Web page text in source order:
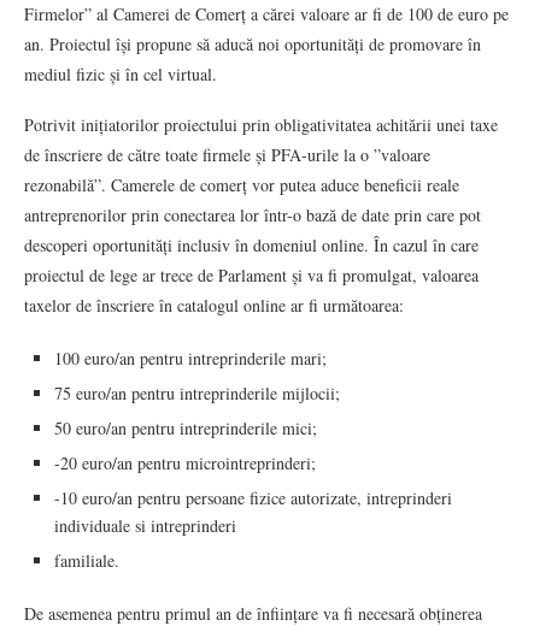
Firmelor” al Camerei de Comerț a cărei valoare ar fi de 100 de euro pe
an. Proiectul își propune să aducă noi oportunități de promovare în
mediul fizic și în cel virtual.
Potrivit inițiatorilor proiectului prin obligativitatea achitării unei taxe
de înscriere de către toate firmele și PFA-urile la o ”valoare
rezonabilă”. Camerele de comerț vor putea aduce beneficii reale
antreprenorilor prin conectarea lor într-o bază de date prin care pot
descoperi oportunități inclusiv în domeniul online. În cazul în care
proiectul de lege ar trece de Parlament și va fi promulgat, valoarea
taxelor de înscriere în catalogul online ar fi următoarea:
100 euro/an pentru intreprinderile mari;
75 euro/an pentru intreprinderile mijlocii;
50 euro/an pentru intreprinderile mici;
-20 euro/an pentru microintreprinderi;
-10 euro/an pentru persoane fizice autorizate, intreprinderi
individuale si intreprinderi
familiale.
De asemenea pentru primul an de înființare va fi necesară obținerea